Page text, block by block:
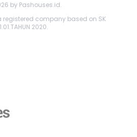
by Pashouses.id.
registered company based on SK
2020.